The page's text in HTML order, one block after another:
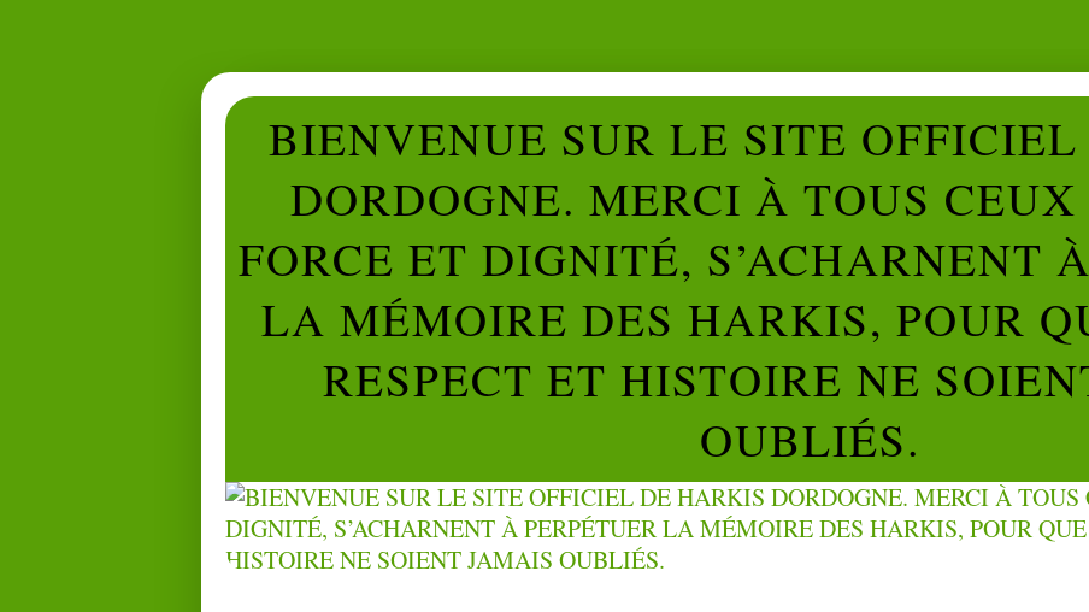
BIENVENUE SUR LE SITE
DORDOGNE. MERCI À TOUS
FORCE ET DIGNITÉ, S’ACHARNENT
LA MÉMOIRE DES HARKIS, POUR
RESPECT ET HISTOIRE NE
OUBLIÉS.